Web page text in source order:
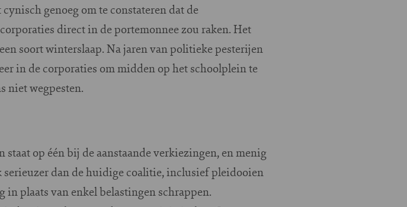
genoeg om te constateren dat de
direct in de portemonnee zou raken. Het
soort winterslaap. Na jaren van politieke pesterijen
in de corporaties om midden op het schoolplein te
niet wegpesten.
op één bij de aanstaande verkiezingen, en menig
serieuzer dan de huidige coalitie, inclusief pleidooien
plaats van enkel belastingen schrappen.